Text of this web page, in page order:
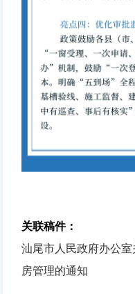
关联稿件：
汕尾市人民政府办公
房管理的通知